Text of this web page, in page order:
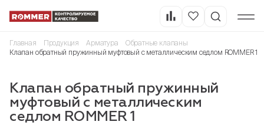
Главная Продукция Арматура
Обратные клапаны
Клапан обратный пружинный муфтовый с металлическим седлом ROMMER 1
Клапан обратный пружинный
муфтовый с металлическим
седлом ROMMER 1